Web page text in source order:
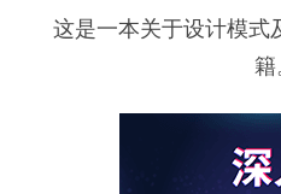
这是一本关于设计模式
籍